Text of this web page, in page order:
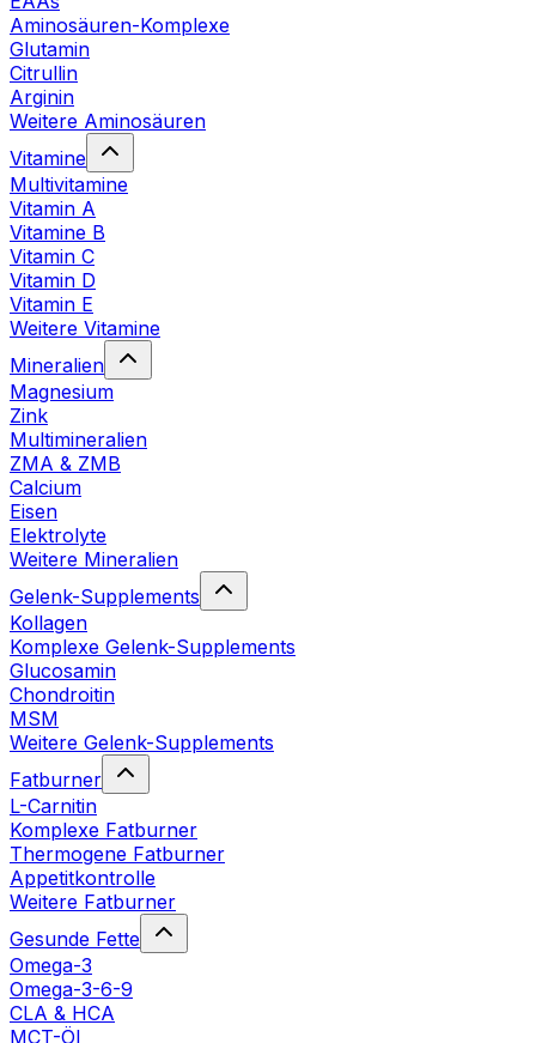
Aminosäuren-Komplexe
Glutamin
Citrullin
Arginin
Weitere Aminosäuren
Vitamine
Multivitamine
Vitamin A
Vitamine B
Vitamin C
Vitamin D
Vitamin E
Weitere Vitamine
Mineralien
Magnesium
Zink
Multimineralien
ZMA & ZMB
Calcium
Eisen
Elektrolyte
Weitere Mineralien
Gelenk-Supplements
Kollagen
Komplexe Gelenk-Supplements
Glucosamin
Chondroitin
MSM
Weitere Gelenk-Supplements
Fatburner
L-Carnitin
Komplexe Fatburner
Thermogene Fatburner
Appetitkontrolle
Weitere Fatburner
Gesunde Fette
Omega-3
Omega-3-6-9
CLA & HCA
MCT-Öl